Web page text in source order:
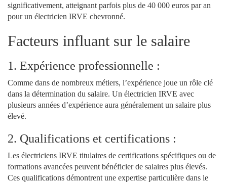
significativement, atteignant parfois plus de 40 000 euros par an
pour un électricien IRVE chevronné.
Facteurs influant sur le salaire
1. Expérience professionnelle :
Comme dans de nombreux métiers, l’expérience joue un rôle clé
dans la détermination du salaire. Un électricien IRVE avec
plusieurs années d’expérience aura généralement un salaire plus
élevé.
2. Qualifications et certifications :
Les électriciens IRVE titulaires de certifications spécifiques ou de
formations avancées peuvent bénéficier de salaires plus élevés.
Ces qualifications démontrent une expertise particulière dans le